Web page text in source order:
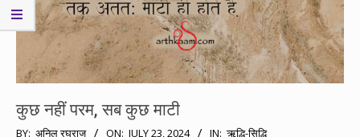
कुछ नहीं परम, सब कुछ माटी
2024-
BY: अनिल रघुराज ON: JULY 23, 2024 IN: ऋद्धि-सिद्धि